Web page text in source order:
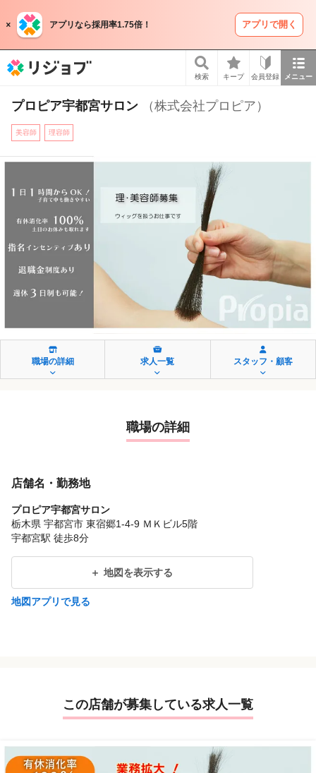
アプリなら採用率1.75倍！ アプリで開く
検索 キープ 会員登録 メニュー
プロピア宇都宮サロン （株式会社プロピア）
美容師 理容師
職場の詳細 求人一覧 スタッフ・顧客
職場の詳細
店舗名・勤務地
プロピア宇都宮サロン
栃木県 宇都宮市 東宿郷1-4-9 ＭＫビル5階
宇都宮駅 徒歩8分
地図を表示する
地図アプリで見る
この店舗が募集している求人一覧